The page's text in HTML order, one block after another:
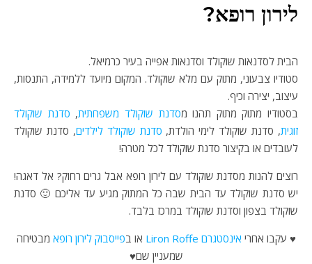
לירון רופא?
הבית לסדנאות שוקולד וסדנאות אפייה בעיר כרמיאל.
סטודיו צבעוני, מתוק עם מלא שוקולד. המקום מיועד ללמידה, התנסות,
עיצוב, יצירה וכיף.
בסטודיו מתוק מתוק תהנו מסדנת שוקולד משפחתית, סדנת שוקולד
זוגית, סדנת שוקולד לימי הולדת, סדנת שוקולד לילדים, סדנת שוקולד
לעובדים או בקיצור סדנת שוקולד לכל מטרה!
רוצים להנות מסדנת שוקולד עם לירון רופא אבל גרים רחוק? אל דאגה!
יש סדנת שוקולד עד הבית שבה כל המתוק מגיע עד אליכם 🙂 סדנת
שוקולד בצפון וסדנת שוקולד במרכז בלבד.
♥ עקבו אחרי אינסטגרם Liron Roffe או בפייסבוק לירון רופא מבטיחה
שמעניין שם♥